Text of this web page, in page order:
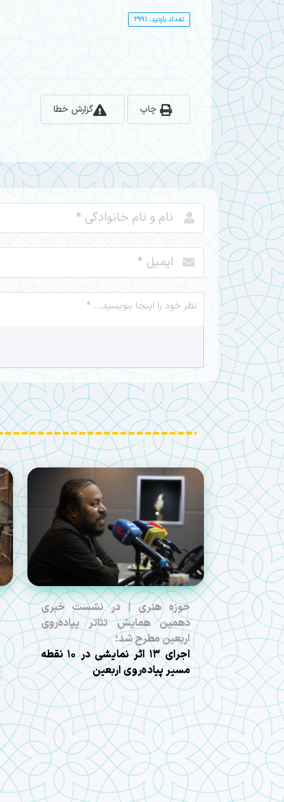
تعداد بازدید: 2991
گزارش خطا چاپ
حوزه هنری | در نشست خبری
دهمین همایش تئاتر پیاده‌روی
اربعین مطرح شد؛
اجرای ۱۳ اثر نمایشی در ۱۰ نقطه
مسیر پیاده‌روی اربعین